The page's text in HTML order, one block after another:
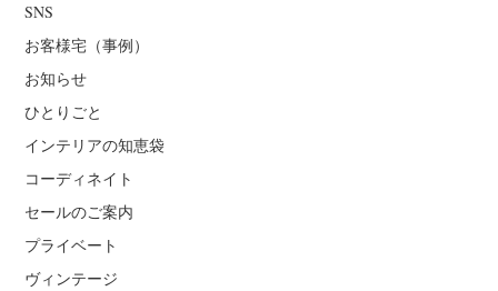
SNS
お客様宅（事例）
お知らせ
ひとりごと
インテリアの知恵袋
コーディネイト
セールのご案内
プライベート
ヴィンテージ